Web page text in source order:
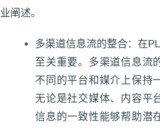
业阐述。
多渠道信息流的整合：在
至关重要。多渠道信息流
不同的平台和媒介上保持
无论是社交媒体、内容平
信息的一致性能够帮助潜